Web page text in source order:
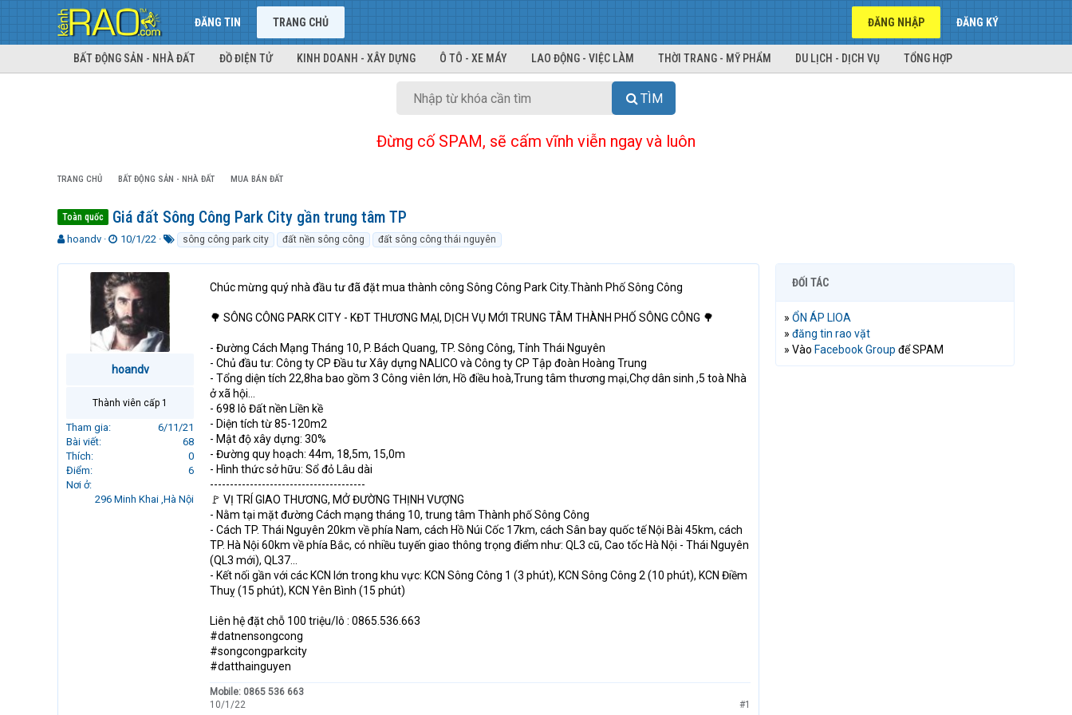
ĐĂNG TIN TRANG CHỦ ĐĂNG NHẬP ĐĂNG KÝ
BẤT ĐỘNG SẢN - NHÀ ĐẤT ĐỒ ĐIỆN TỬ KINH DOANH - XÂY DỰNG Ô TÔ - XE MÁY LAO ĐỘNG - VIỆC LÀM THỜI TRANG - MỸ PHẨM DU LỊCH - DỊCH VỤ TỔNG HỢP
TÌM
Đừng cố SPAM, sẽ cấm vĩnh viễn ngay và luôn
TRANG CHỦ BẤT ĐỘNG SẢN - NHÀ ĐẤT MUA BÁN ĐẤT
Toàn quốc Giá đất Sông Công Park City gần trung tâm TP
T
r
hoandv
N
à
y
g
ử
i
10/1/22
k
sông công park city đất nền sông công đất sông công thái nguyên
hoandv
Thành viên cấp 1
Tham gia
6/11/21
Bài viết
68
Thích
0
Điểm
6
Nơi ở
296 Minh Khai ,Hà Nội
Chúc mừng quý nhà đầu tư đã đặt mua thành công Sông Công Park City.Thành Phố Sông Công
🌳 SÔNG CÔNG PARK CITY - KĐT THƯƠNG MẠI, DỊCH VỤ MỚI TRUNG TÂM THÀNH PHỐ SÔNG CÔNG 🌳
- Đường Cách Mạng Tháng 10, P. Bách Quang, TP. Sông Công, Tỉnh Thái Nguyên
- Chủ đầu tư: Công ty CP Đầu tư Xây dựng NALICO và Công ty CP Tập đoàn Hoàng Trung
- Tổng diện tích 22,8ha bao gồm 3 Công viên lớn, Hồ điều hoà,Trung tâm thương mại,Chợ dân sinh ,5 toà Nhà
ở xã hội...
- 698 lô Đất nền Liền kề
- Diện tích từ 85-120m2
- Mật độ xây dựng: 30%
- Đường quy hoạch: 44m, 18,5m, 15,0m
- Hình thức sở hữu: Sổ đỏ Lâu dài
---------------------------------------
🚩 VỊ TRÍ GIAO THƯƠNG, MỞ ĐƯỜNG THỊNH VƯỢNG
- Nằm tại mặt đường Cách mạng tháng 10, trung tâm Thành phố Sông Công
- Cách TP. Thái Nguyên 20km về phía Nam, cách Hồ Núi Cốc 17km, cách Sân bay quốc tế Nội Bài 45km, cách
TP. Hà Nội 60km về phía Bắc, có nhiều tuyến giao thông trọng điểm như: QL3 cũ, Cao tốc Hà Nội - Thái Nguyên
(QL3 mới), QL37...
- Kết nối gần với các KCN lớn trong khu vực: KCN Sông Công 1 (3 phút), KCN Sông Công 2 (10 phút), KCN Điềm
Thuỵ (15 phút), KCN Yên Bình (15 phút)
Liên hệ đặt chỗ 100 triệu/lô : 0865.536.663
#datnensongcong
#songcongparkcity
#datthainguyen
Mobile: 0865 536 663
10/1/22
#1
ĐỐI TÁC
» ỔN ÁP LIOA
» đăng tin rao vặt
» Vào Facebook Group để SPAM